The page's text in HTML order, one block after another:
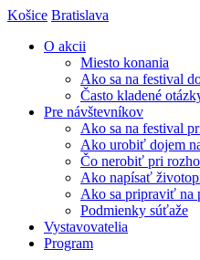
Košice Bratislava
O akcii
Miesto konania
Ako sa na festival
Často kladené
Pre návštevníkov
Ako sa na festival
Ako urobiť dojem
Čo nerobiť pri
Ako napísať
Ako sa pripraviť na
Podmienky súťaže
Vystavovatelia
Program